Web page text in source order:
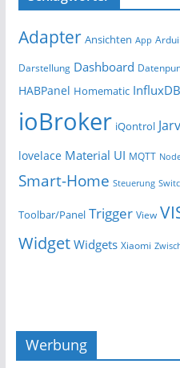
Adapter Ansichten App
Darstellung Dashboard
HABPanel Homematic InfluxDB
ioBroker iQontrol
lovelace Material UI MQTT
Smart-Home Steuerung
Toolbar/Panel Trigger View
Widget Widgets Xiaomi
Werbung